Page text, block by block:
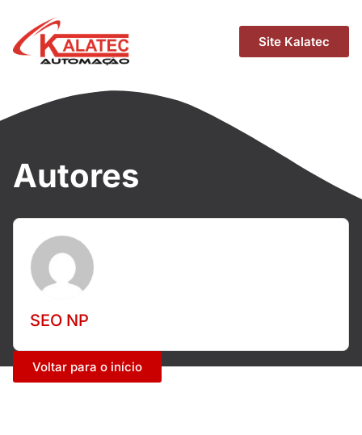
Site Kalatec
Autores
SEO NP
Voltar para o início